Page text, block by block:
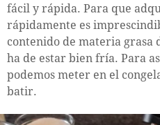
fácil y rápida. Para que
rápidamente es
contenido de materia grasa
ha de estar bien fría. Para
podemos meter en el
batir.